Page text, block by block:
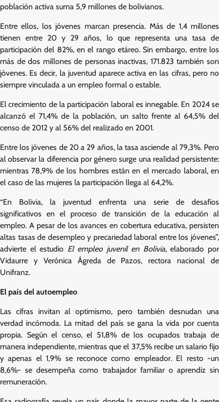
población activa suma 5,9 millones de bolivianos.
Entre ellos, los jóvenes marcan presencia. Más de 1,4 millones
tienen entre 20 y 29 años, lo que representa una tasa de
participación del 82%, en el rango etáreo. Sin embargo, entre los
más de dos millones de personas inactivas, 171.823 también son
jóvenes. Es decir, la juventud aparece activa en las cifras, pero no
siempre vinculada a un empleo formal o estable.
El crecimiento de la participación laboral es innegable. En 2024 se
alcanzó el 71,4% de la población, un salto frente al 64,5% del
censo de 2012 y al 56% del realizado en 2001.
Entre los jóvenes de 20 a 29 años, la tasa asciende al 79,3%. Pero
al observar la diferencia por género surge una realidad persistente:
mientras 78,9% de los hombres están en el mercado laboral, en
el caso de las mujeres la participación llega al 64,2%.
“En Bolivia, la juventud enfrenta una serie de desafíos
significativos en el proceso de transición de la educación al
empleo. A pesar de los avances en cobertura educativa, persisten
altas tasas de desempleo y precariedad laboral entre los jóvenes”,
advierte el estudio El empleo juvenil en Bolivia, elaborado por
Vidaurre y Verónica Ágreda de Pazos, rectora nacional de
Unifranz.
El país del autoempleo
Las cifras invitan al optimismo, pero también desnudan una
verdad incómoda. La mitad del país se gana la vida por cuenta
propia. Según el censo, el 51,8% de los ocupados trabaja de
manera independiente, mientras que el 37,5% recibe un salario fijo
y apenas el 1,9% se reconoce como empleador. El resto -un
8,6%- se desempeña como trabajador familiar o aprendiz sin
remuneración.